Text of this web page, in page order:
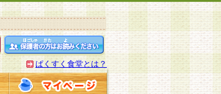
ぱくすく食堂とは？